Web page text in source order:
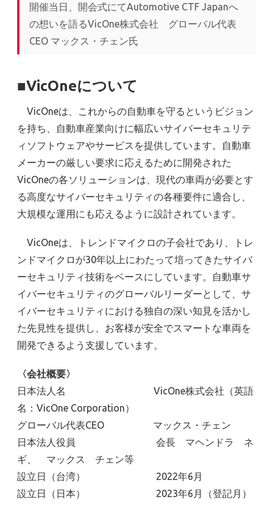
開催当日、開会式にてAutomotive CTF Japanへ
の想いを語るVicOne株式会社 グローバル代表
CEO マックス・チェン氏
■VicOneについて
VicOneは、これからの自動車を守るというビジョン
を持ち、自動車産業向けに幅広いサイバーセキュリテ
ィソフトウェアやサービスを提供しています。自動車
メーカーの厳しい要求に応えるために開発された
VicOneの各ソリューションは、現代の車両が必要とす
る高度なサイバーセキュリティの各種要件に適合し、
大規模な運用にも応えるように設計されています。
VicOneは、トレンドマイクロの子会社であり、トレ
ンドマイクロが30年以上にわたって培ってきたサイバ
ーセキュリティ技術をベースにしています。自動車サ
イバーセキュリティのグローバルリーダーとして、サ
イバーセキュリティにおける独自の深い知見を活かし
た先見性を提供し、お客様が安全でスマートな車両を
開発できるよう支援しています。
〈会社概要〉
日本法人名 VicOne株式会社（英語
名：VicOne Corporation）
グローバル代表CEO マックス・チェン
日本法人役員 会長 マヘンドラ ネ
ギ、 マックス チェン等
設立日（台湾） 2022年6月
設立日（日本） 2023年6月（登記月）